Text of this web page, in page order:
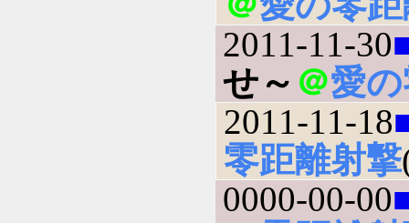
2011-11-30
せ～ ＠愛
2011-11-18
零距離射撃
0000-00-00